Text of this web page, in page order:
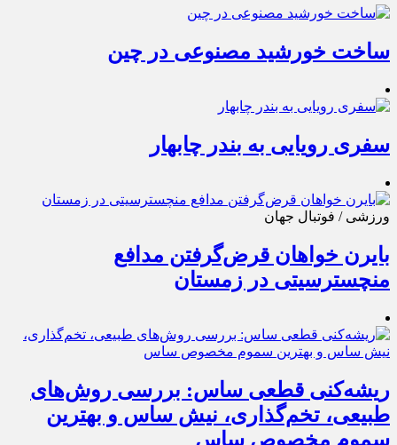
ساخت خورشید مصنوعی در چین
سفری رویایی به بندر چابهار
ورزشی / فوتبال جهان
بایرن خواهان قرض‌گرفتن مدافع
منچسترسیتی در زمستان
ریشه‌کنی قطعی ساس: بررسی روش‌های
طبیعی، تخم‌گذاری، نیش ساس و بهترین
سموم مخصوص ساس